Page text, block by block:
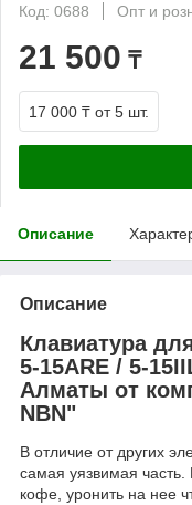
Код: 0688
Опт и
21 500 ₸
17 000 ₸ от 5 шт.
Описание
Описание
Клавиатура
5-15ARE / 5-
Алматы от
NBN"
В отличие от других
самая уязвимая часть.
кофе, уронить на нее